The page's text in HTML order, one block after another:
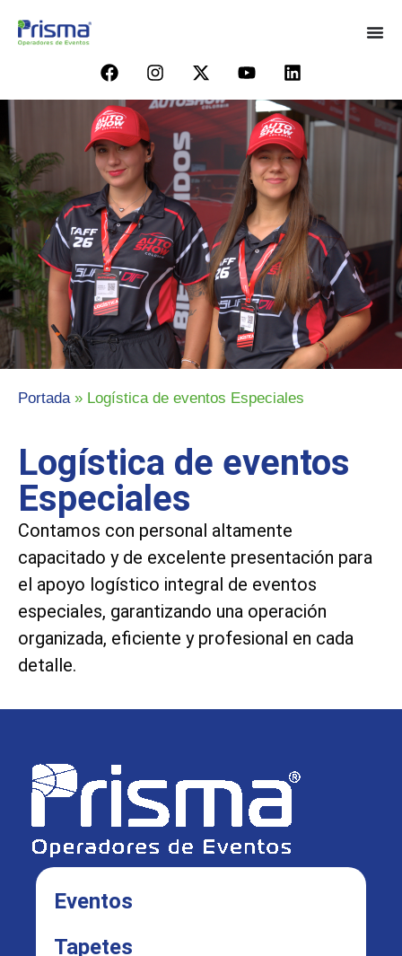
Portada» Logística de eventos Especiales
Logística de eventos
Especiales
Contamos con personal altamente
capacitado y de excelente presentación para
el apoyo logístico integral de eventos
especiales, garantizando una operación
organizada, eficiente y profesional en cada
detalle.
Eventos
Tapetes